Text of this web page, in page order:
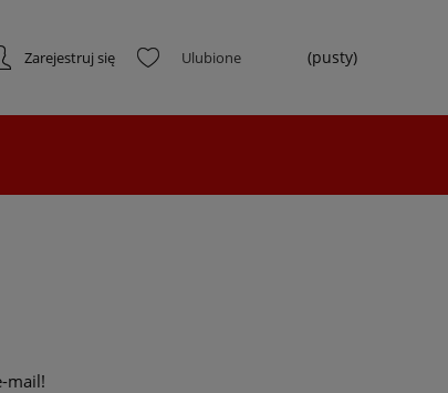
Zarejestruj się (pusty)
mail!